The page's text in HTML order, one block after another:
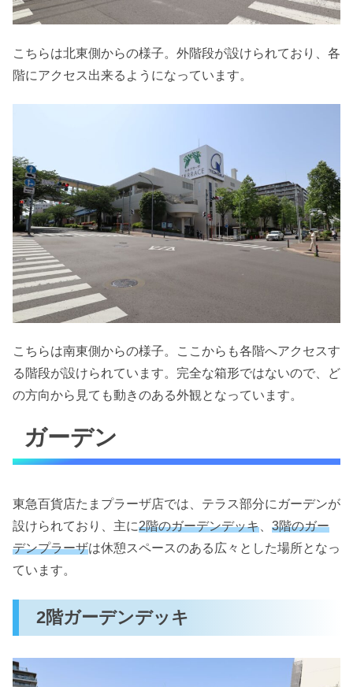
こちらは北東側からの様子。外階段が設けられており、各
階にアクセス出来るようになっています。
こちらは南東側からの様子。ここからも各階へアクセスす
る階段が設けられています。完全な箱形ではないので、ど
の方向から見ても動きのある外観となっています。
ガーデン
東急百貨店たまプラーザ店では、テラス部分にガーデンが
設けられており、主に2階のガーデンデッキ
3階のガー
デンプラーザは休憩スペースのある広々とした場所となっ
ています。
2階ガーデンデッキ